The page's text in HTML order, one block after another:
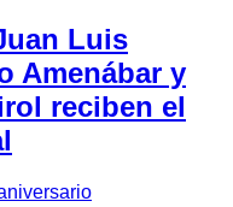
Luis
Amenábar y
reciben el